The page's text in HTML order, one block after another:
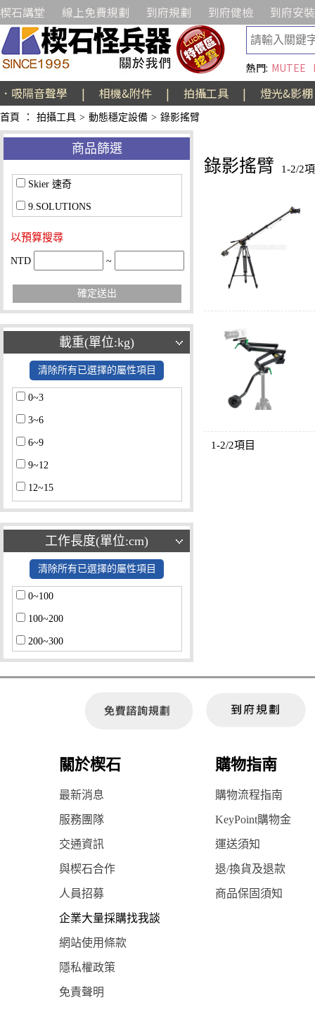
楔石講堂 線上免費規劃 到府規劃 到府健檢 到府安裝
熱門: MUTEE
．吸隔音聲學 | 相機&附件 | 拍攝工具 | 燈光&影棚
首頁 ： 拍攝工具 > 動態穩定設備 > 錄影搖臂
商品篩選
Skier 速奇
9.SOLUTIONS
以預算搜尋
NTD ~
確定送出
載重(單位:kg)
清除所有已選擇的屬性項目
0~3
3~6
6~9
9~12
12~15
15~18
18~21
21~24
24~27
27~30
30~33
33~36
工作長度(單位:cm)
清除所有已選擇的屬性項目
0~100
100~200
200~300
錄影搖臂 1-2/2
1-2/2項目
關於楔石 購物指南
最新消息 購物流程指南
服務團隊 KeyPoint購物金
交通資訊 運送須知
與楔石合作 退/換貨及退款
人員招募 商品保固須知
企業大量採購找我談
網站使用條款
隱私權政策
免責聲明